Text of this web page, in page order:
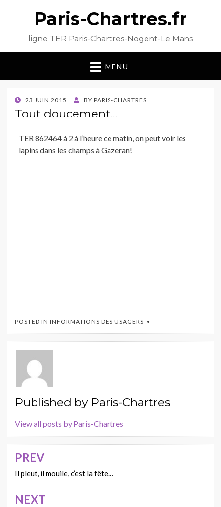
Paris-Chartres.fr
ligne TER Paris-Chartres-Nogent-Le Mans
MENU
POSTED
ON
23 JUIN 2015 BY PARIS-CHARTRES
Tout doucement…
TER 862464 à 2 à l’heure ce matin, on peut voir les
lapins dans les champs à Gazeran!
POSTED IN INFORMATIONS DES USAGERS
Published by Paris-Chartres
View all posts by Paris-Chartres
Navigation
de
l’article
PREV
Il pleut, il mouile, c’est la fête…
NEXT